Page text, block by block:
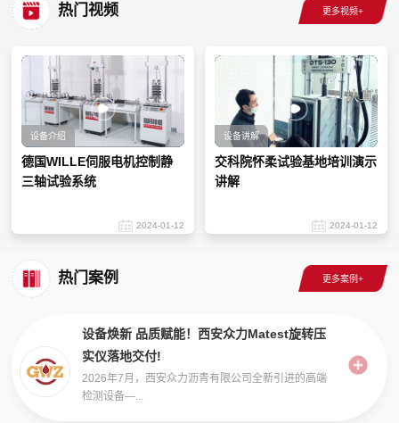
热门视频
设备介绍
德国WILLE伺服电机控制静
三轴试验系统
2024-01-12
设备讲解
交科院怀柔试验基地培训演示
讲解
2024-01-12
热门案例
设备焕新 品质赋能！西安众力Matest旋转压
实仪落地交付!
2026年7月，西安众力沥青有限公司全新引进的高端
检测设备—...